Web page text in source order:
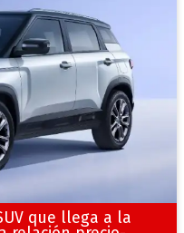
que llega a la